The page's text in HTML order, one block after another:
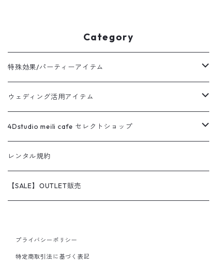
Category
特殊効果/パーティーアイテム
販売
レンタル
ウェディング活用アイテム
販売
レンタル
アウトレット品販売
4Dstudio meili cafe セレクトショップ
オリジナルアイテム
わんちゃんグッズ
レンタル規約
【SALE】OUTLET販売
プライバシーポリシー
特定商取引法に基づく表記